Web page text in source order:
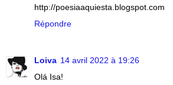
http://poesiaaquiesta.blogspot.com
Répondre
Loiva 14 avril 2022 à 19:26
Olá Isa!